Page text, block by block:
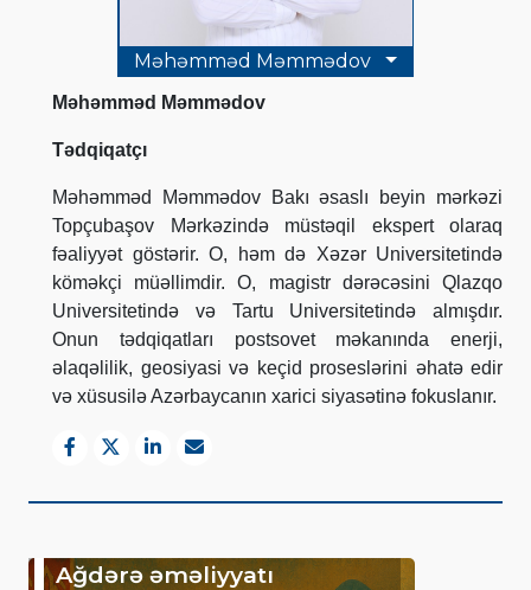
Məhəmməd Məmmədov
Məhəmməd Məmmədov
Tədqiqatçı
Məhəmməd Məmmədov Bakı əsaslı beyin mərkəzi
Topçubaşov Mərkəzində müstəqil ekspert olaraq
fəaliyyət göstərir. O, həm də Xəzər Universitetində
köməkçi müəllimdir. O, magistr dərəcəsini Qlazqo
Universitetində və Tartu Universitetində almışdır.
Onun tədqiqatları postsovet məkanında enerji,
əlaqəlilik, geosiyasi və keçid proseslərini əhatə edir
və xüsusilə Azərbaycanın xarici siyasətinə fokuslanır.
Ağdərə əməliyyatı